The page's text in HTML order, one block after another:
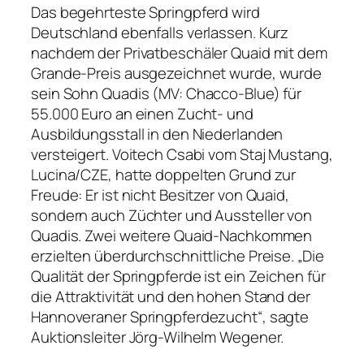
Das begehrteste Springpferd wird
Deutschland ebenfalls verlassen. Kurz
nachdem der Privatbeschäler Quaid mit dem
Grande-Preis ausgezeichnet wurde, wurde
sein Sohn Quadis (MV: Chacco-Blue) für
55.000 Euro an einen Zucht- und
Ausbildungsstall in den Niederlanden
versteigert. Voitech Csabi vom Staj Mustang,
Lucina/CZE, hatte doppelten Grund zur
Freude: Er ist nicht Besitzer von Quaid,
sondern auch Züchter und Aussteller von
Quadis. Zwei weitere Quaid-Nachkommen
erzielten überdurchschnittliche Preise. „Die
Qualität der Springpferde ist ein Zeichen für
die Attraktivität und den hohen Stand der
Hannoveraner Springpferdezucht“, sagte
Auktionsleiter Jörg-Wilhelm Wegener.